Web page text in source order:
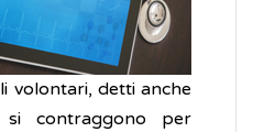
volontari, detti anche
si contraggono per